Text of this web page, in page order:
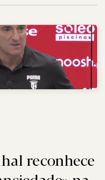
reconhece